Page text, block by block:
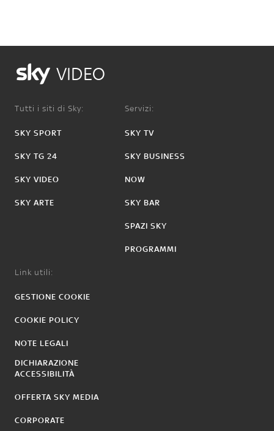
VIDEO
Tutti i siti di Sky:
SKY SPORT
SKY TG 24
SKY VIDEO
SKY ARTE
Servizi:
SKY TV
SKY BUSINESS
NOW
SKY BAR
SPAZI SKY
PROGRAMMI
Link utili:
GESTIONE COOKIE
COOKIE POLICY
NOTE LEGALI
DICHIARAZIONE
ACCESSIBILITÀ
OFFERTA SKY MEDIA
CORPORATE